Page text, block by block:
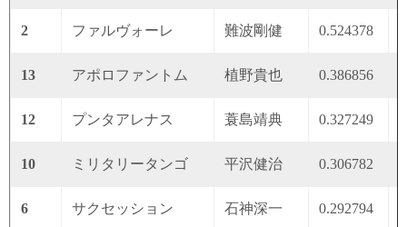
2 ファルヴォーレ 難波剛健 0.524378
13 アポロファントム 植野貴也 0.386856
12 プンタアレナス 蓑島靖典 0.327249
10 ミリタリータンゴ 平沢健治 0.306782
6 サクセッション 石神深一 0.292794